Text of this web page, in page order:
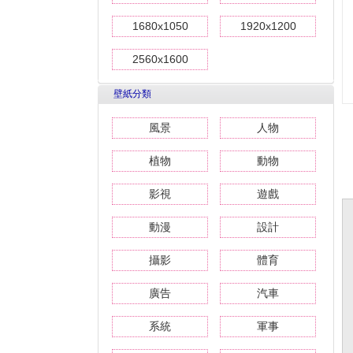
1680x1050 1920x1200
2560x1600
壁紙分類
風景 人物
植物 動物
影視 遊戲
動漫 設計
攝影 體育
廣告 汽車
系統 軍事